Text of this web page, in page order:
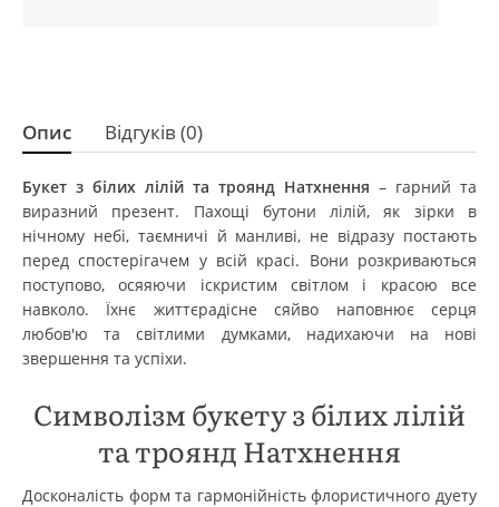
Опис Відгуків (0)
Букет з білих лілій та троянд Натхнення – гарний та
виразний презент. Пахощі бутони лілій, як зірки в
нічному небі, таємничі й манливі, не відразу постають
перед спостерігачем у всій красі. Вони розкриваються
поступово, осяяючи іскристим світлом і красою все
навколо. Їхнє життєрадісне сяйво наповнює серця
любов'ю та світлими думками, надихаючи на нові
звершення та успіхи.
Символізм букету з білих лілій
та троянд Натхнення
Досконалість форм та гармонійність флористичного дуету